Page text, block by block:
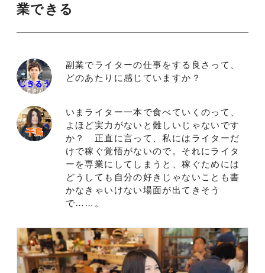
業できる
副業でライターの仕事をする良さって、
どのあたりに感じていますか？
いまライター一本で食べていくのって、
よほど実力がないと難しいじゃないです
か？ 正直に言って、私にはライターだ
けで稼ぐ覚悟がないので。それにライタ
ーを専業にしてしまうと、稼ぐためには
どうしても自分の好きじゃないことも書
かなきゃいけない場面が出てきそう
で……。